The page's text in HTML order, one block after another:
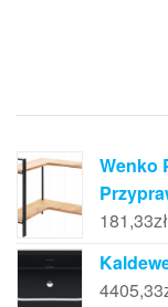
Wenko
181,33zł
4405,33